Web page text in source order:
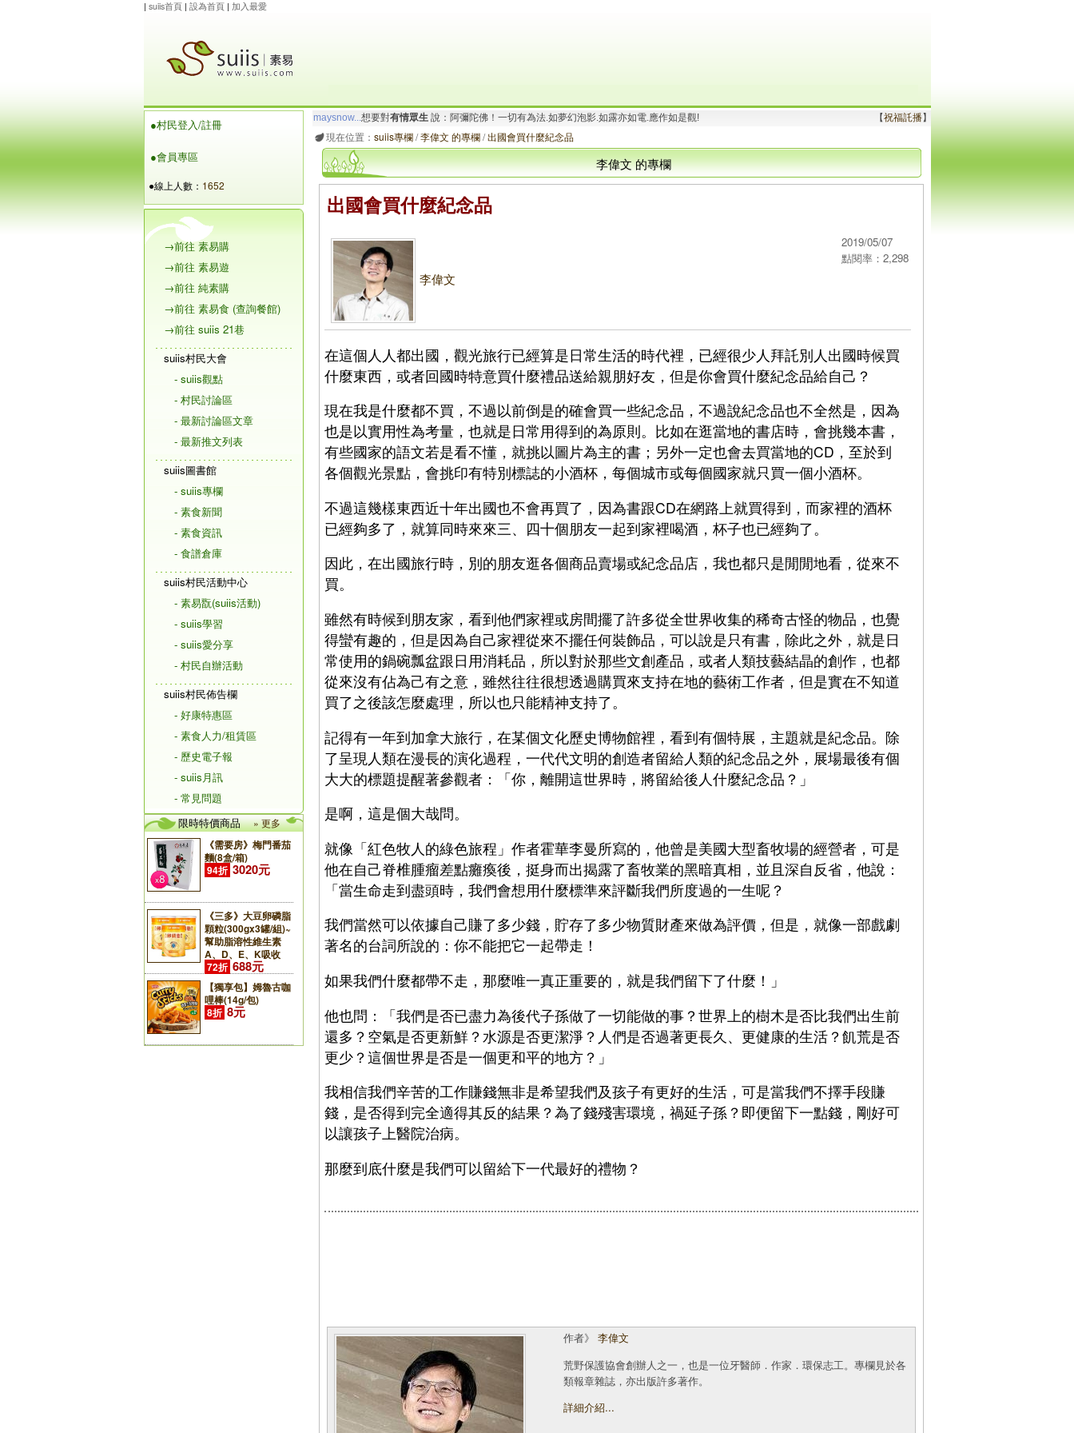
| suiis首頁| 設為首頁| 加入最愛
●村民登入/註冊
●會員專區
●線上人數： 1652
→前往 素易購
→前往 素易遊
→前往 純素購
→前往 素易食 (查詢餐館)
→前往 suiis 21巷
suiis村民大會
- suiis觀點
- 村民討論區
- 最新討論區文章
- 最新推文列表
suiis圖書館
- suiis專欄
- 素食新聞
- 素食資訊
- 食譜倉庫
suiis村民活動中心
- 素易翫(suiis活動)
- suiis學習
- suiis愛分享
- 村民自辦活動
suiis村民佈告欄
- 好康特惠區
- 素食人力/租賃區
- 歷史電子報
- suiis月訊
- 常見問題
限時特價商品
» 更多
《需要房》梅門番茄
麵(8盒/箱)
94折 3020元
《三多》大豆卵磷脂
顆粒(300gx3罐/組)~
幫助脂溶性維生素
A、D、E、K吸收
72折 688元
【獨享包】姆魯古咖
哩棒(14g/包)
8折 8元
maysnow...想要對有情眾生 說：阿彌陀佛！一切有為法.如夢幻泡影.如露亦如電.應作如是觀!
玲瓏虹想要對 有情眾生說：南無大願地藏王菩薩！地獄未空.誓不成佛.眾生度盡.方證菩提!
【祝福託播】
現在位置： suiis專欄/李偉文 的專欄/出國會買什麼紀念品
李偉文 的專欄
出國會買什麼紀念品
李偉文
2019/05/07
點閱率：2,298
在這個人人都出國，觀光旅行已經算是日常生活的時代裡，已經很少人拜託別人出國時候買
什麼東西，或者回國時特意買什麼禮品送給親朋好友，但是你會買什麼紀念品給自己？
現在我是什麼都不買，不過以前倒是的確會買一些紀念品，不過說紀念品也不全然是，因為
也是以實用性為考量，也就是日常用得到的為原則。比如在逛當地的書店時，會挑幾本書，
有些國家的語文若是看不懂，就挑以圖片為主的書；另外一定也會去買當地的CD，至於到
各個觀光景點，會挑印有特別標誌的小酒杯，每個城市或每個國家就只買一個小酒杯。
不過這幾樣東西近十年出國也不會再買了，因為書跟CD在網路上就買得到，而家裡的酒杯
已經夠多了，就算同時來來三、四十個朋友一起到家裡喝酒，杯子也已經夠了。
因此，在出國旅行時，別的朋友逛各個商品賣場或紀念品店，我也都只是閒閒地看，從來不
買。
雖然有時候到朋友家，看到他們家裡或房間擺了許多從全世界收集的稀奇古怪的物品，也覺
得蠻有趣的，但是因為自己家裡從來不擺任何裝飾品，可以說是只有書，除此之外，就是日
常使用的鍋碗瓢盆跟日用消耗品，所以對於那些文創產品，或者人類技藝結晶的創作，也都
從來沒有佔為己有之意，雖然往往很想透過購買來支持在地的藝術工作者，但是實在不知道
買了之後該怎麼處理，所以也只能精神支持了。
記得有一年到加拿大旅行，在某個文化歷史博物館裡，看到有個特展，主題就是紀念品。除
了呈現人類在漫長的演化過程，一代代文明的創造者留給人類的紀念品之外，展場最後有個
大大的標題提醒著參觀者：「你，離開這世界時，將留給後人什麼紀念品？」
是啊，這是個大哉問。
就像「紅色牧人的綠色旅程」作者霍華李曼所寫的，他曾是美國大型畜牧場的經營者，可是
他在自己脊椎腫瘤差點癱瘓後，挺身而出揭露了畜牧業的黑暗真相，並且深自反省，他說：
「當生命走到盡頭時，我們會想用什麼標準來評斷我們所度過的一生呢？
我們當然可以依據自己賺了多少錢，貯存了多少物質財產來做為評價，但是，就像一部戲劇
著名的台詞所說的：你不能把它一起帶走！
如果我們什麼都帶不走，那麼唯一真正重要的，就是我們留下了什麼！」
他也問：「我們是否已盡力為後代子孫做了一切能做的事？世界上的樹木是否比我們出生前
還多？空氣是否更新鮮？水源是否更潔淨？人們是否過著更長久、更健康的生活？飢荒是否
更少？這個世界是否是一個更和平的地方？」
我相信我們辛苦的工作賺錢無非是希望我們及孩子有更好的生活，可是當我們不擇手段賺
錢，是否得到完全適得其反的結果？為了錢殘害環境，禍延子孫？即便留下一點錢，剛好可
以讓孩子上醫院治病。
那麼到底什麼是我們可以留給下一代最好的禮物？
作者》 李偉文
荒野保護協會創辦人之一，也是一位牙醫師．作家．環保志工。專欄見於各
類報章雜誌，亦出版許多著作。
詳細介紹...